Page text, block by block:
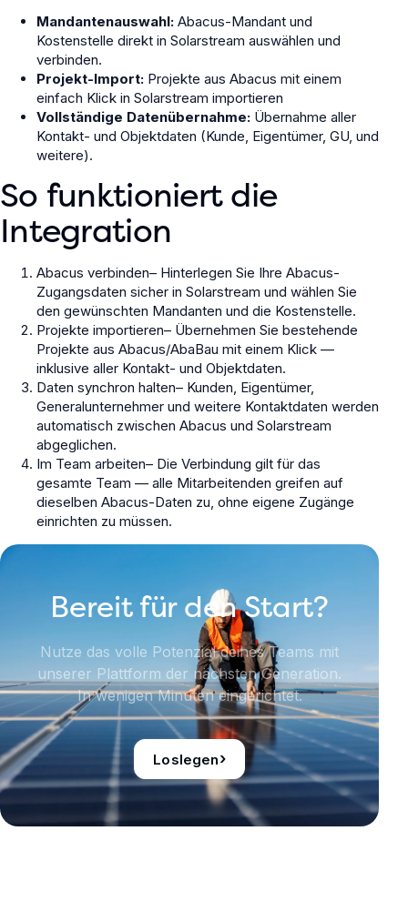
Mandantenauswahl: Abacus-Mandant und
Kostenstelle direkt in Solarstream auswählen und
verbinden.
Projekt-Import: Projekte aus Abacus mit einem
einfach Klick in Solarstream importieren
Vollständige Datenübernahme: Übernahme aller
Kontakt- und Objektdaten (Kunde, Eigentümer, GU, und
weitere).
So funktioniert die
Integration
Abacus verbinden– Hinterlegen Sie Ihre Abacus-
Zugangsdaten sicher in Solarstream und wählen Sie
den gewünschten Mandanten und die Kostenstelle.
Projekte importieren– Übernehmen Sie bestehende
Projekte aus Abacus/AbaBau mit einem Klick —
inklusive aller Kontakt- und Objektdaten.
Daten synchron halten– Kunden, Eigentümer,
Generalunternehmer und weitere Kontaktdaten werden
automatisch zwischen Abacus und Solarstream
abgeglichen.
Im Team arbeiten– Die Verbindung gilt für das
gesamte Team — alle Mitarbeitenden greifen auf
dieselben Abacus-Daten zu, ohne eigene Zugänge
einrichten zu müssen.
Bereit für den Start?
Nutze das volle Potenzial deines Teams mit
unserer Plattform der nächsten Generation.
In wenigen Minuten eingerichtet.
Loslegen›